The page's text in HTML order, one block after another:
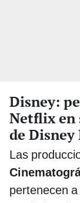
Disney:
Netflix en
de Disney
Las
pertenecen a